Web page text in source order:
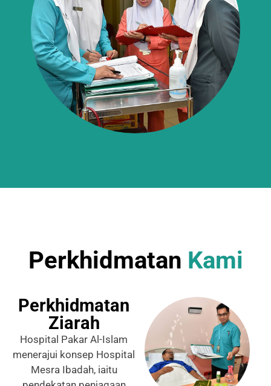
Perkhidmatan Kami
Perkhidmatan
Ziarah
Hospital Pakar Al-Islam
menerajui konsep Hospital
Mesra Ibadah, iaitu